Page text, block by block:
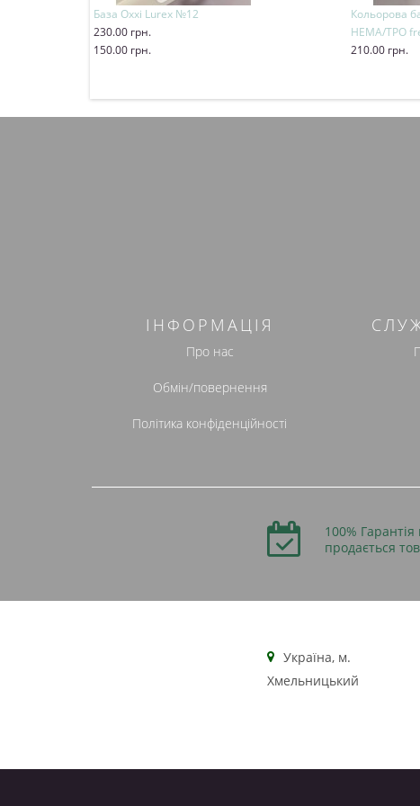
База Oxxi Lurex №12
230.00 грн.
150.00 грн.
Кольорова
HEMA/TPO
210.00 грн.
ІНФОРМАЦІЯ
Про нас
Обмін/повернення
Політика конфіденційності
100% Гарантія
продається
Українa, м.
Хмельницький